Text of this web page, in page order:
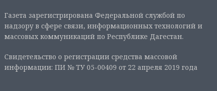
Газета зарегистрирована Федеральной службой по
надзору в сфере связи, информационных технологий и
массовых коммуникаций по Республике Дагестан.
Свидетельство о регистрации средства массовой
информации: ПИ № ТУ 05-00409 от 22 апреля 2019 года